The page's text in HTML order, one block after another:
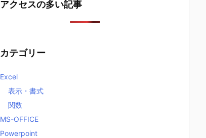
アクセスの多い記事
カテゴリー
Excel
表示・書式
関数
MS-OFFICE
Powerpoint